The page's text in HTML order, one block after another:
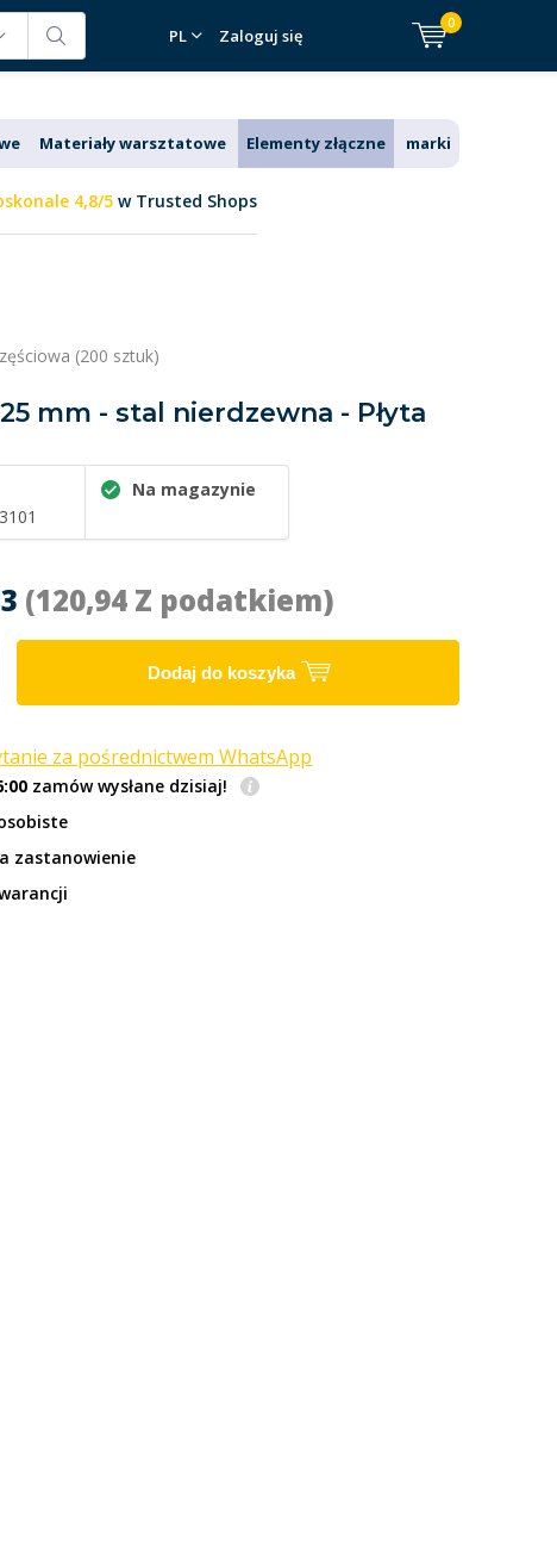
PL Zaloguj się
0
Materiały warsztatowe Elementy złączne marki
4,8/5 w Trusted Shops
(200 sztuk)
mm - stal nierdzewna - Płyta
Na magazynie
(120,94 Z podatkiem)
Dodaj do koszyka
za pośrednictwem WhatsApp
zamów wysłane dzisiaj!
zastanowienie